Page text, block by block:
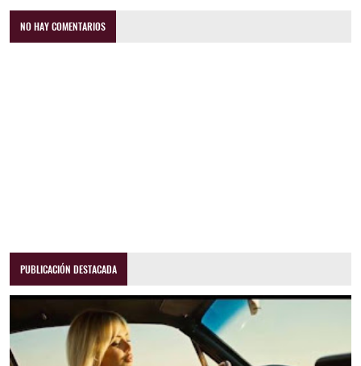
NO HAY COMENTARIOS
PUBLICACIÓN DESTACADA